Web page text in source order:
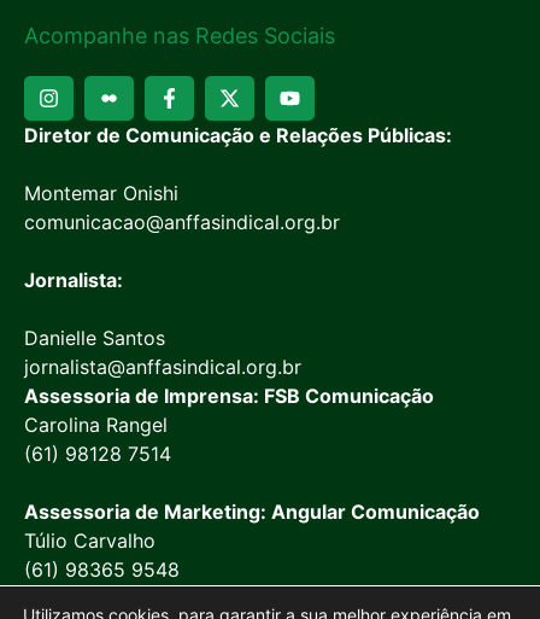
Acompanhe nas Redes Sociais
Diretor de Comunicação e Relações Públicas:
Montemar Onishi
comunicacao@anffasindical.org.br
Jornalista:
Danielle Santos
jornalista@anffasindical.org.br
Assessoria de Imprensa: FSB Comunicação
Carolina Rangel
(61) 98128 7514
Assessoria de Marketing: Angular Comunicação
Túlio Carvalho
(61) 98365 9548
Utilizamos cookies, para garantir a sua melhor experiência em